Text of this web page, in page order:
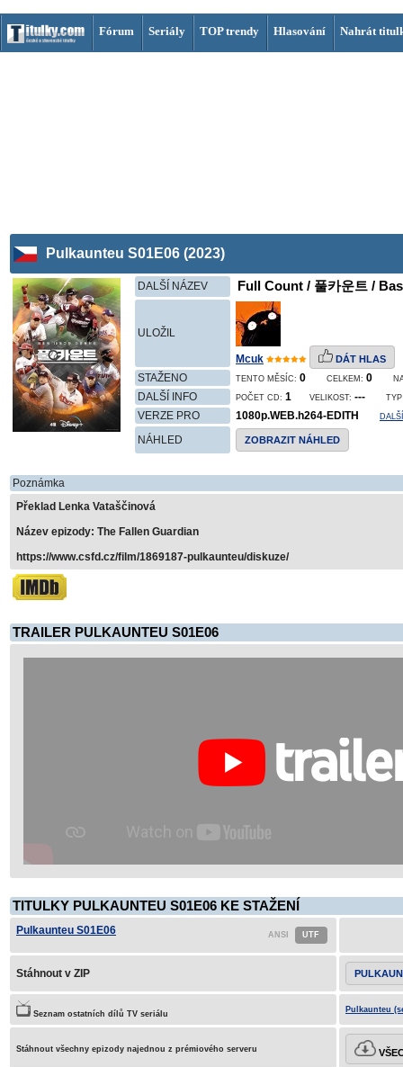
Fórum Seriály TOP trendy Hlasování Nahrát
Pulkaunteu S01E06 (2023)
DALŠÍ NÁZEV Full Count / 풀카운트 /
ULOŽIL
Mcuk DÁT HLAS
STAŽENO TENTO MĚSÍC: 0 CELKEM: 0
DALŠÍ INFO POČET CD: 1 VELIKOST: ---
VERZE PRO 1080p.WEB.h264-EDITH
NÁHLED ZOBRAZIT NÁHLED
Poznámka
Překlad Lenka Vataščinová
Název epizody: The Fallen Guardian
https://www.csfd.cz/film/1869187-pulkaunteu/diskuze/
TRAILER PULKAUNTEU S01E06
TITULKY PULKAUNTEU S01E06 KE STAŽENÍ
Pulkaunteu S01E06
Stáhnout v ZIP
Seznam ostatních dílů TV seriálu Pulkaunteu
Stáhnout všechny epizody najednou z prémiového serveru